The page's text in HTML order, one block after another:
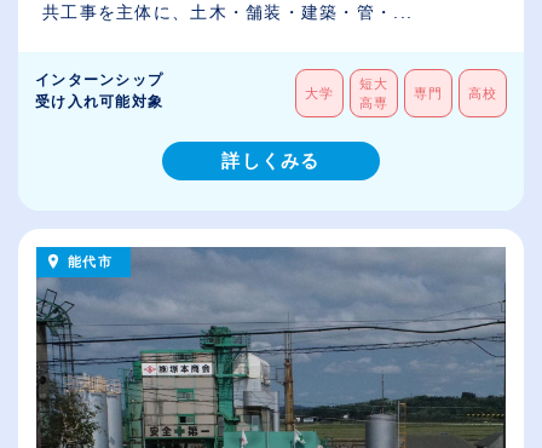
共工事を主体に、土木・舗装・建築・管・...
インターンシップ
受け入れ可能対象
大学
短大
高専
専門 高校
詳しくみる
能代市